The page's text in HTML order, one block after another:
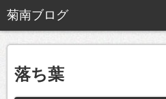
落ち葉